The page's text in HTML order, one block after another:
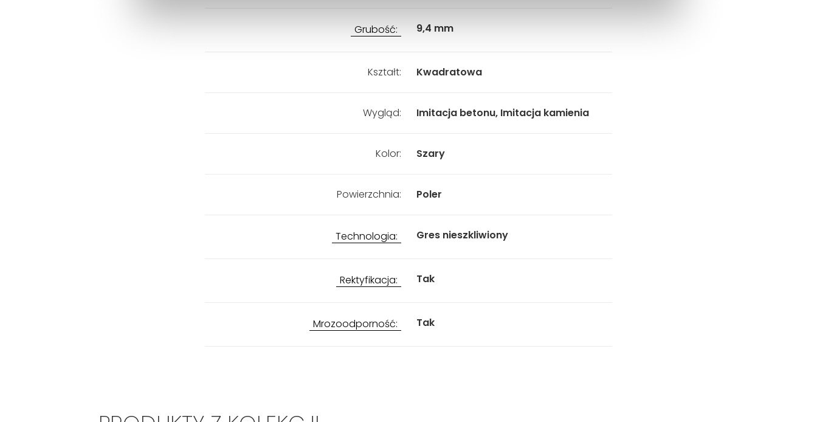
Grubość: 9,4 mm
Kształt: Kwadratowa
Wygląd: Imitacja betonu, Imitacja kamienia
Kolor: Szary
Powierzchnia: Poler
Technologia: Gres nieszkliwiony
Rektyfikacja: Tak
Mrozoodporność: Tak